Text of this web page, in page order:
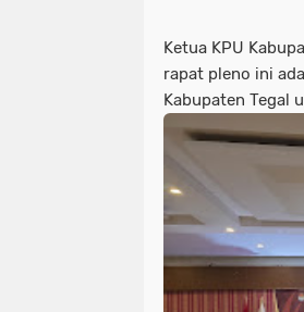
Ketua KPU
rapat pleno ini
Kabupaten Tegal